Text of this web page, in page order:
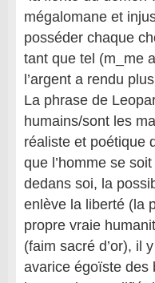
mégalomane et
posséder chaque
tant que tel (m_me
l’argent a rendu
La phrase de
humains/sont les
réaliste et poétique
que l’homme se
dedans soi, la
enlève la liberté (la
propre vraie
(faim sacré d’or), il
avarice égoïste des